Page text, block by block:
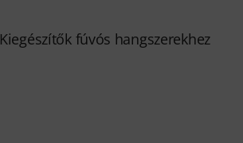
Kiegészítők fúvós hangszerekhez